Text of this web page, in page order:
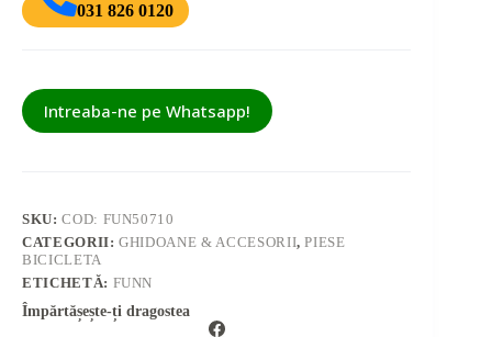
031 826 0120
Intreaba-ne pe Whatsapp!
SKU:COD: FUN50710
CATEGORII:GHIDOANE & ACCESORII,PIESE
BICICLETA
ETICHETĂ: FUNN
Împărtășește-ți dragostea